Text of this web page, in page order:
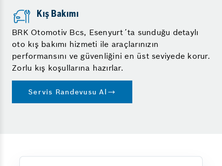
Kış Bakımı
BRK Otomotiv Bcs, Esenyurt´ta sunduğu detaylı
oto kış bakımı hizmeti ile araçlarınızın
performansını ve güvenliğini en üst seviyede korur.
Zorlu kış koşullarına hazırlar.
Servis Randevusu Al